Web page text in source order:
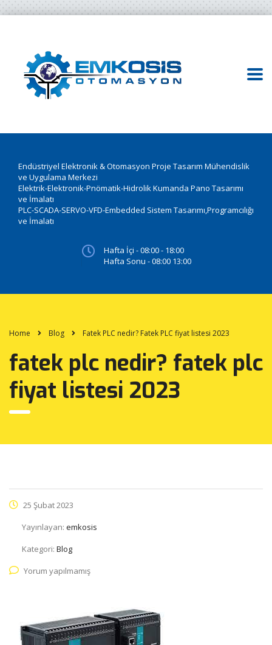
Endüstriyel Elektronik & Otomasyon Proje Tasarım Mühendislik
ve Uygulama Merkezi
Elektrik-Elektronik-Pnömatik-Hidrolik Kumanda Pano Tasarımı
ve İmalatı
PLC-SCADA-SERVO-VFD-Embedded Sistem Tasarımı,Programcılığı
ve İmalatı
Hafta İçi - 08:00 - 18:00
Hafta Sonu - 08:00 13:00
Home Blog Fatek PLC nedir? Fatek PLC fiyat listesi 2023
fatek plc nedir? fatek plc
fiyat listesi 2023
25 Şubat 2023
Yayınlayan: emkosis
Kategori: Blog
Yorum yapılmamış